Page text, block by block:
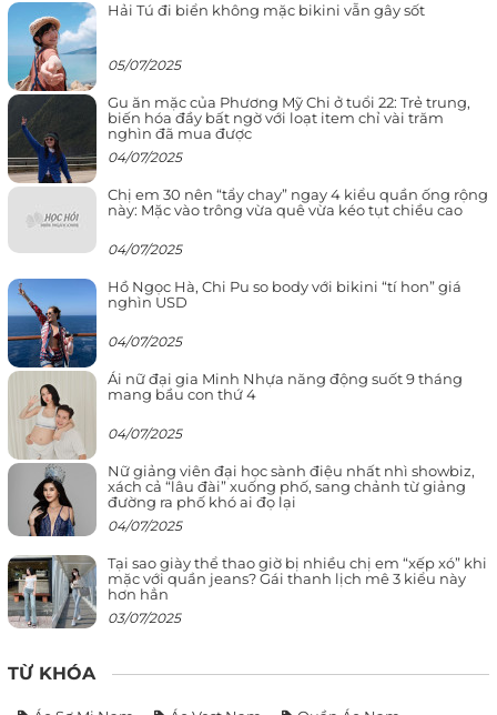
Hải Tú đi biển không mặc bikini vẫn gây sốt
05/07/2025
Gu ăn mặc của Phương Mỹ Chi ở tuổi 22: Trẻ trung,
biến hóa đầy bất ngờ với loạt item chỉ vài trăm
nghìn đã mua được
04/07/2025
Chị em 30 nên “tẩy chay” ngay 4 kiểu quần ống rộng
này: Mặc vào trông vừa quê vừa kéo tụt chiều cao
04/07/2025
Hồ Ngọc Hà, Chi Pu so body với bikini “tí hon” giá
nghìn USD
04/07/2025
Ái nữ đại gia Minh Nhựa năng động suốt 9 tháng
mang bầu con thứ 4
04/07/2025
Nữ giảng viên đại học sành điệu nhất nhì showbiz,
xách cả “lâu đài” xuống phố, sang chảnh từ giảng
đường ra phố khó ai đọ lại
04/07/2025
Tại sao giày thể thao giờ bị nhiều chị em “xếp xó” khi
mặc với quần jeans? Gái thanh lịch mê 3 kiểu này
hơn hẳn
03/07/2025
TỪ KHÓA